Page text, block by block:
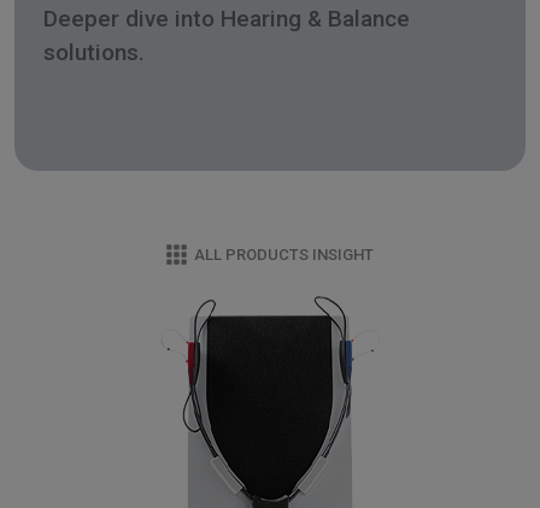
Deeper dive into Hearing & Balance
solutions.
ALL PRODUCTS INSIGHT